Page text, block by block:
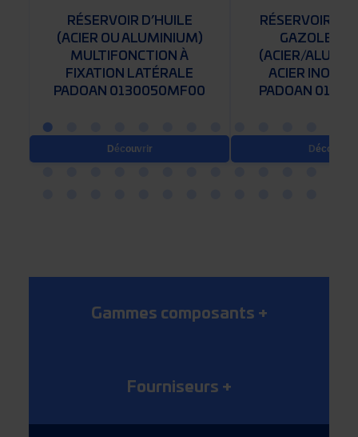
RÉSERVOIR D’HUILE
(ACIER OU ALUMINIUM)
MULTIFONCTION À
FIXATION LATÉRALE
PADOAN 0130050MF00
Découvrir
RÉSERVOIR
GAZOLE/
(ACIER/
ACIER
PADOAN
Découvrir
Gammes composants +
Fourniseurs +